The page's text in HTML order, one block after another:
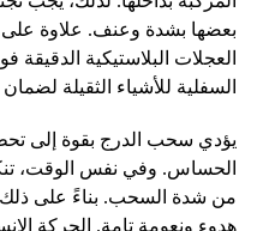
بعضها بشدة وعنف. علاوة على
العجلات البلاستيكية الدقيقة
السفلية للأشياء الثقيلة لضمان
يؤدي سحب الدرج بقوة إلى
الحساس. وفي نفس الوقت،
من شدة السحب. بناءً على
هدوء ونعومة تامة. الحركة